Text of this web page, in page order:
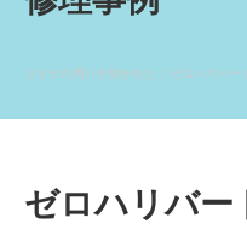
ゼロハリバー